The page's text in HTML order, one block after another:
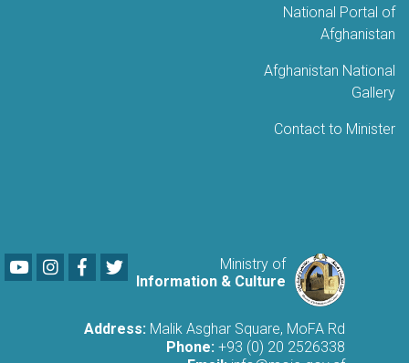
National Portal of
Afghanistan
Afghanistan National
Gallery
Contact to Minister
Ministry of
Information & Culture
YoutubeLinkedIn
Facebook
Address: Malik Asghar Square, MoFA Rd
Phone: +93 (0) 20 2526338